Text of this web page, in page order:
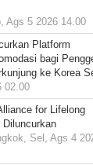
Ags 5 2026 14.00
Platform
bagi
ke Korea
02.00
for Lifelong
Diluncurkan
Sel, Ags 4